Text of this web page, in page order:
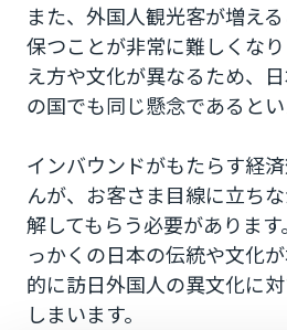
また、外国人観光客が増え
保つことが非常に難しくな
え方や文化が異なるため、
の国でも同じ懸念であるとい
インバウンドがもたらす経
んが、お客さま目線に立ち
解してもらう必要がありま
っかくの日本の伝統や文化
的に訪日外国人の異文化に
しまいます。